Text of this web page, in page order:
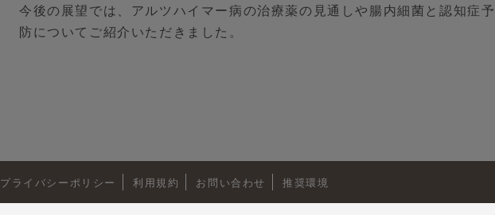
今後の展望では、アルツハイマー病の治療薬の見通しや腸内細菌と認知症予
防についてご紹介いただきました。
プライバシーポリシー 利用規約 お問い合わせ 推奨環境